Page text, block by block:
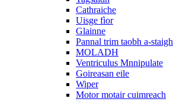
Cathraiche
Uisge fìor
Glainne
Pannal trim taobh a-staigh
MOLADH
Ventriculus Mnnipulate
Goireasan eile
Wiper
Motor motair cuimreach